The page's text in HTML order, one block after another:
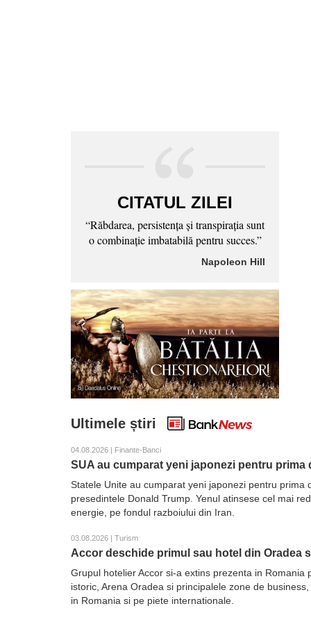
CITATUL ZILEI
“Răbdarea, persistenţa şi transpiraţia sunt
o combinaţie imbatabilă pentru succes.”
Napoleon Hill
Ultimele știri
04.08.2026 | Finante-Banci
SUA au cumparat yeni japonezi pentru
Statele Unite au cumparat yeni japonezi pentru
presedintele Donald Trump. Yenul atinsese cel mai
energie, pe fondul razboiului din Iran.
03.08.2026 | Turism
Accor deschide primul sau hotel din Oradea
Grupul hotelier Accor si-a extins prezenta in
istoric, Arena Oradea si principalele zone de
in Romania si pe piete internationale.